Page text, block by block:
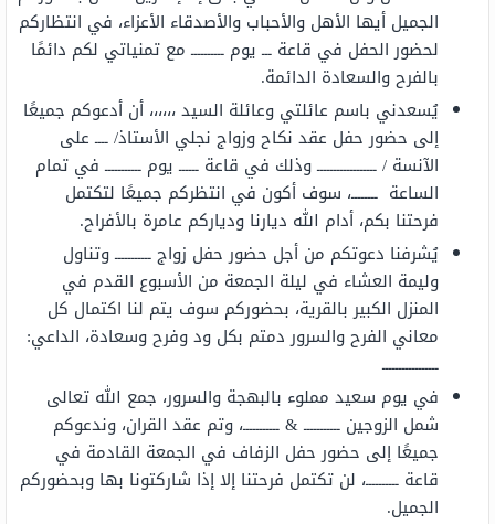
الجميل أيها الأهل والأحباب والأصدقاء الأعزاء، في انتظاركم
لحضور الحفل في قاعة ـــ يوم ــــــــــ مع تمنياتي لكم دائمًا
بالفرح والسعادة الدائمة.
يُسعدني باسم عائلتي وعائلة السيد ،،،،،، أن أدعوكم جميعًا
إلى حضور حفل عقد نكاح وزواج نجلي الأستاذ/ ــــ على
الآنسة / ــــــــــــــــــ وذلك في قاعة ــــــ يوم ـــــــــــ في تمام
الساعة ــــــــ، سوف أكون في انتظركم جميعًا لتكتمل
فرحتنا بكم، أدام الله ديارنا ودياركم عامرة بالأفراح.
يُشرفنا دعوتكم من أجل حضور حفل زواج ـــــــــــ وتناول
وليمة العشاء في ليلة الجمعة من الأسبوع القدم في
المنزل الكبير بالقرية، بحضوركم سوف يتم لنا اكتمال كل
معاني الفرح والسرور دمتم بكل ود وفرح وسعادة، الداعي:
ـــــــــــــــــ
في يوم سعيد مملوء بالبهجة والسرور، جمع الله تعالى
شمل الزوجين ـــــــــــ & ـــــــــــ، وتم عقد القران، وندعوكم
جميعًا إلى حضور حفل الزفاف في الجمعة القادمة في
قاعة ــــــــــ، لن تكتمل فرحتنا إلا إذا شاركتونا بها وبحضوركم
الجميل.